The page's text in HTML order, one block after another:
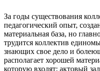
За годы существования
педагогический опыт,
материальная база, но
трудится коллектив
знающих свое дело и
располагает хорошей
которую входят: актовый